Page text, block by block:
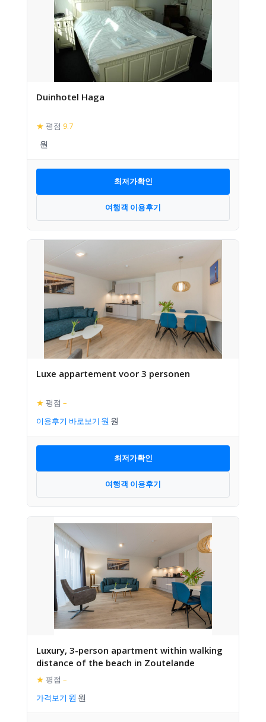
Duinhotel Haga
★ 평점 9.7
최저가확인
여행객 이용후기
Luxe appartement voor 3 personen
★ 평점 –
이용후기 바로보기
최저가확인
여행객 이용후기
Luxury, 3-person apartment within walking
distance of the beach in Zoutelande
★ 평점 –
가격보기